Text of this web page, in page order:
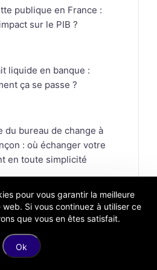
publique en France :
sur le PIB ?
liquide en banque :
ça se passe ?
du bureau de change à
: où échanger votre
en toute simplicité
pour vous garantir la meilleure
Si vous continuez à utiliser ce
que vous en êtes satisfait.
Ok